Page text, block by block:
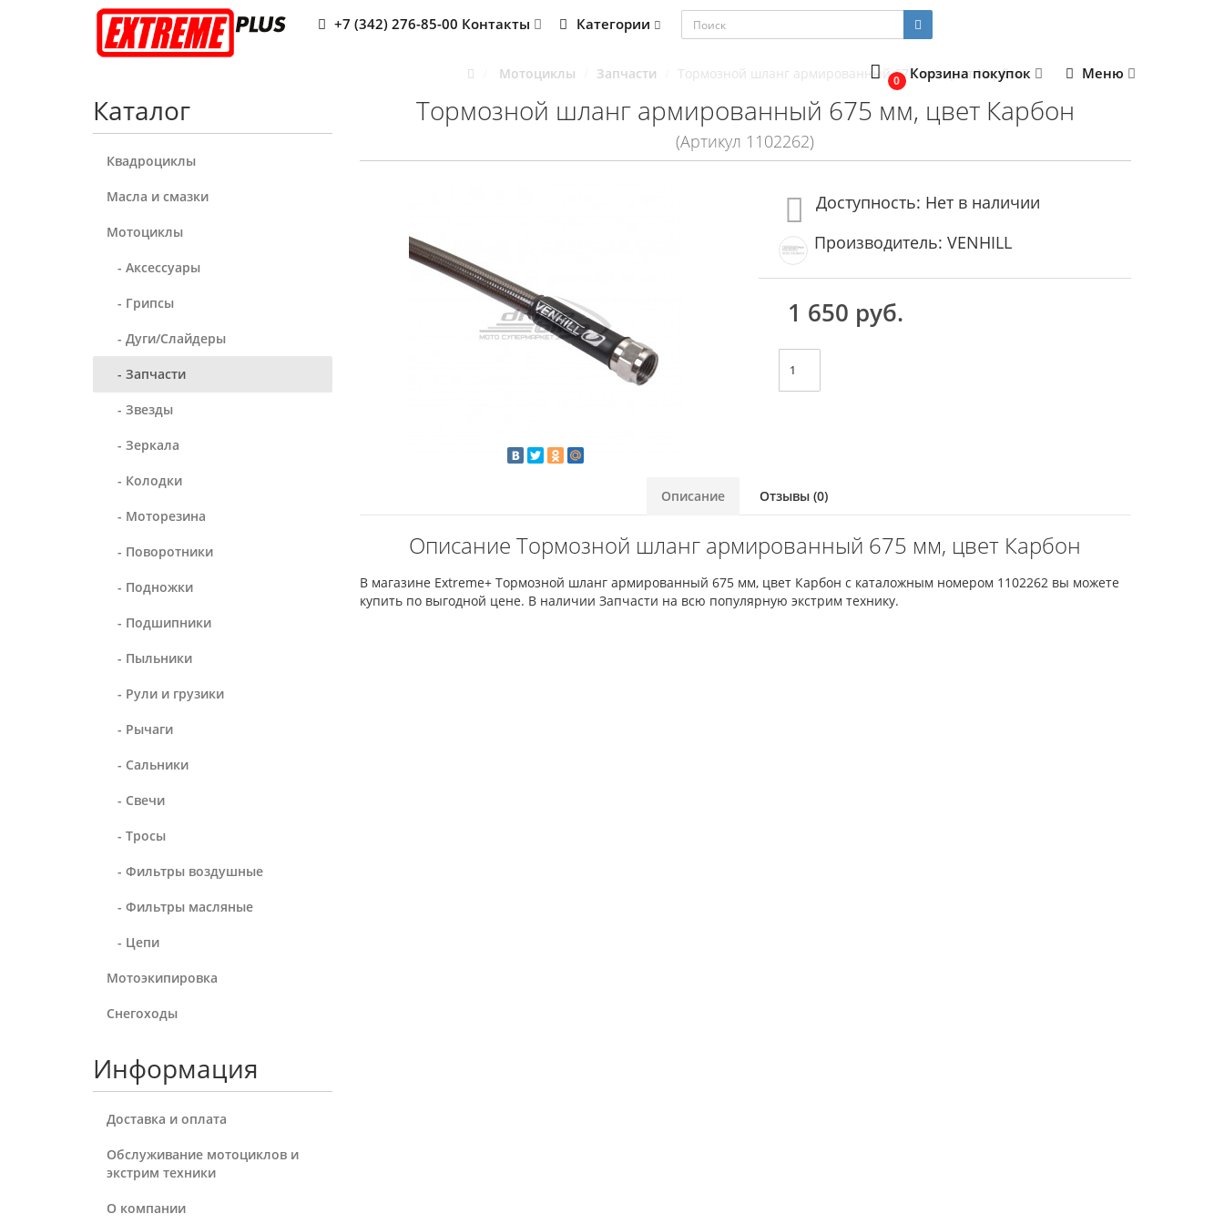
+7 (342) 276-85-00 Контакты Категории
0 Корзина покупок Меню
Каталог
Квадроциклы
Масла и смазки
Мотоциклы
- Аксессуары
- Грипсы
- Дуги/Слайдеры
- Запчасти
- Звезды
- Зеркала
- Колодки
- Моторезина
- Поворотники
- Подножки
- Подшипники
- Пыльники
- Рули и грузики
- Рычаги
- Сальники
- Свечи
- Тросы
- Фильтры воздушные
- Фильтры масляные
- Цепи
Мотоэкипировка
Снегоходы
Информация
Доставка и оплата
Обслуживание мотоциклов и
экстрим техники
О компании
Мотоциклы Запчасти Тормозной шланг армированный 675 мм, цвет Карбон
Тормозной шланг армированный 675 мм, цвет Карбон
(Артикул 1102262)
Доступность: Нет в наличии
Производитель: VENHILL
1 650 руб.
Описание Отзывы (0)
Описание Тормозной шланг армированный 675 мм, цвет Карбон
В магазине Extreme+ Тормозной шланг армированный 675 мм, цвет Карбон с каталожным номером 1102262 вы можете
купить по выгодной цене. В наличии Запчасти на всю популярную экстрим технику.